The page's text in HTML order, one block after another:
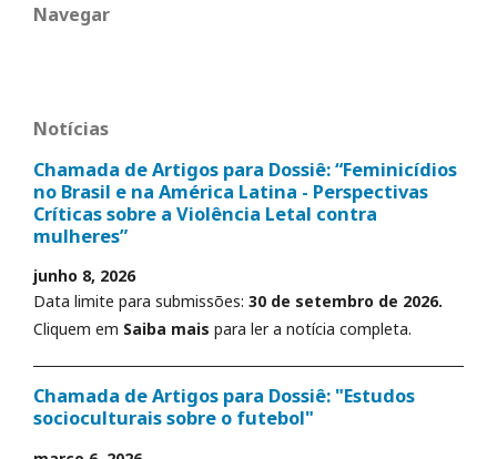
Navegar
Notícias
Chamada de Artigos para Dossiê: “Feminicídios
no Brasil e na América Latina - Perspectivas
Críticas sobre a Violência Letal contra
mulheres”
junho 8, 2026
Data limite para submissões: 30 de setembro de 2026.
Cliquem em Saiba mais para ler a notícia completa.
Chamada de Artigos para Dossiê: "Estudos
socioculturais sobre o futebol"